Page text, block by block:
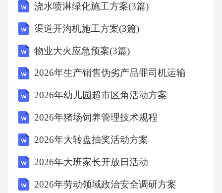
的资源和场所支持。4.加强家校合作，争取家长
的支持和参与。八、结语2026年初中综合实践
活动教学工作计划旨在培养学生的综合素质和
能力，促进学生的全面发展。我们将以科学的
方法、严谨的态度、务实的精神，努力推进综
合实践活动教学工作，为学生的未来发展奠定
坚实的基础。在编制2026年初中综合实践活动
分，以下为你提供每部分的内容及撰写建议：1.
引言：-简述编制该教学计划的背景、目的和意
义。-提及综合实践活动在初中阶段的重要性以
浇水喷淋绿化施工方案(3篇)
渠道开沟机施工方案(3篇)
物业大火应急预案(3篇)
2026年生产销售伪劣产品罪司机运输
2026年幼儿园超市区角活动方案
2026年猪场饲养管理技术规程
2026年大转盘抽奖活动方案
2026年大班家长开放日活动
2026年劳动领域政治安全调研方案